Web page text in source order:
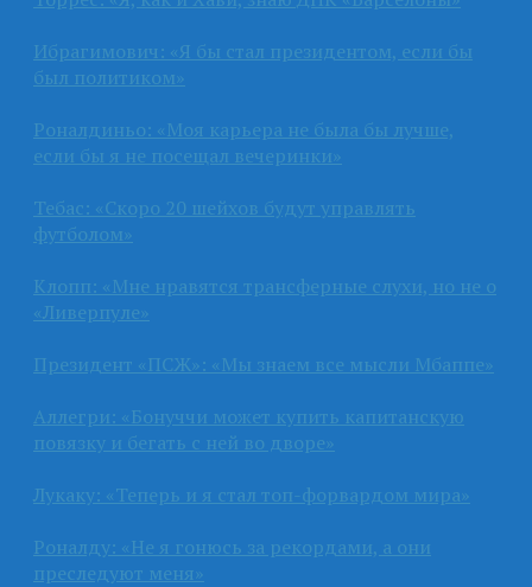
Ибрагимович: «Я бы стал президентом, если бы
был политиком»
Роналдиньо: «Моя карьера не была бы лучше,
если бы я не посещал вечеринки»
Тебас: «Скоро 20 шейхов будут управлять
футболом»
Клопп: «Мне нравятся трансферные слухи, но не о
«Ливерпуле»
Президент «ПСЖ»: «Мы знаем все мысли Мбаппе»
Аллегри: «Бонуччи может купить капитанскую
повязку и бегать с ней во дворе»
Лукаку: «Теперь и я стал топ-форвардом мира»
Роналду: «Не я гонюсь за рекордами, а они
преследуют меня»